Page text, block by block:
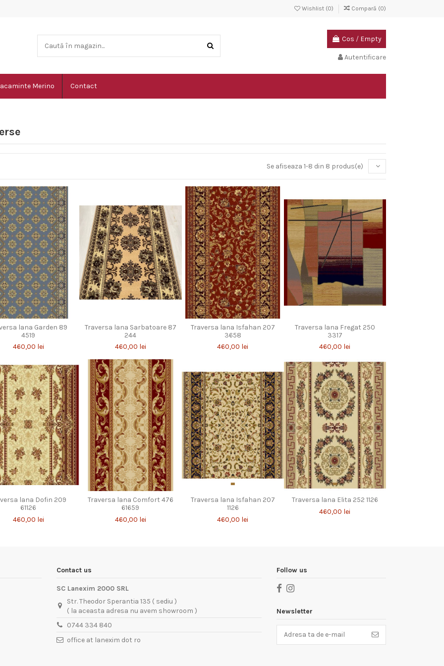
Wishlist (0) Compară (0)
Cos / Empty
Autentificare
Merino Contact
Se afiseaza 1-8 din 8 produs(e)
lana Garden 89
4519
460,00 lei
Traversa lana Sarbatoare 87
244
460,00 lei
Traversa lana Isfahan 207
3658
460,00 lei
Traversa lana Fregat 250
3317
460,00 lei
lana Dofin 209
61126
460,00 lei
Traversa lana Comfort 476
61659
460,00 lei
Traversa lana Isfahan 207
1126
460,00 lei
Traversa lana Elita 252 1126
460,00 lei
Contact us
SC Lanexim 2000 SRL
Str. Theodor Sperantia 135 ( sediu )
( la aceasta adresa nu avem showroom )
0744 334 840
office at lanexim dot ro
Follow us
Newsletter